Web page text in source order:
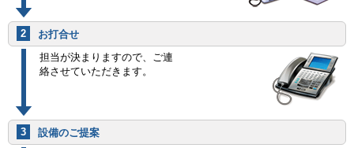
2
お打合せ
担当が決まりますので、ご連
絡させていただきます。
3
設備のご提案